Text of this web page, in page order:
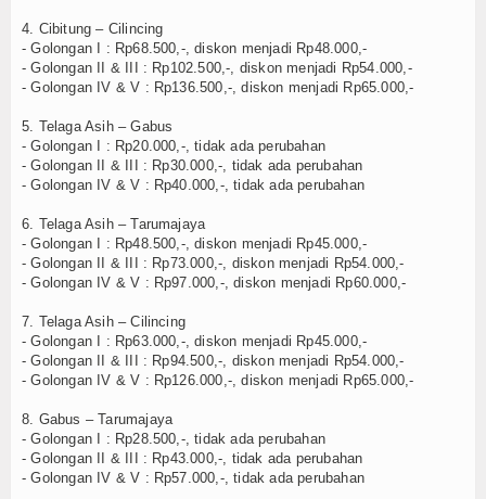
4. Cibitung – Cilincing
- Golongan I : Rp68.500,-, diskon menjadi Rp48.000,-
- Golongan II & III : Rp102.500,-, diskon menjadi Rp54.000,-
- Golongan IV & V : Rp136.500,-, diskon menjadi Rp65.000,-
5. Telaga Asih – Gabus
- Golongan I : Rp20.000,-, tidak ada perubahan
- Golongan II & III : Rp30.000,-, tidak ada perubahan
- Golongan IV & V : Rp40.000,-, tidak ada perubahan
6. Telaga Asih – Tarumajaya
- Golongan I : Rp48.500,-, diskon menjadi Rp45.000,-
- Golongan II & III : Rp73.000,-, diskon menjadi Rp54.000,-
- Golongan IV & V : Rp97.000,-, diskon menjadi Rp60.000,-
7. Telaga Asih – Cilincing
- Golongan I : Rp63.000,-, diskon menjadi Rp45.000,-
- Golongan II & III : Rp94.500,-, diskon menjadi Rp54.000,-
- Golongan IV & V : Rp126.000,-, diskon menjadi Rp65.000,-
8. Gabus – Tarumajaya
- Golongan I : Rp28.500,-, tidak ada perubahan
- Golongan II & III : Rp43.000,-, tidak ada perubahan
- Golongan IV & V : Rp57.000,-, tidak ada perubahan